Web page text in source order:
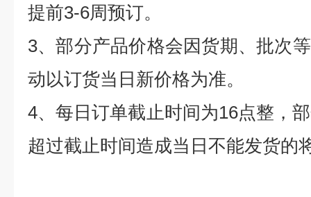
提前3-6周预订。
3、部分产品价格会因货期、批次
动以订货当日新价格为准。
4、每日订单截止时间为16点整，
超过截止时间造成当日不能发货的